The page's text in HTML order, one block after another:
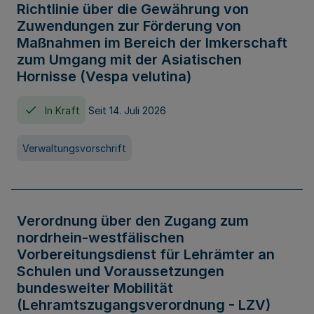
Richtlinie über die Gewährung von
Zuwendungen zur Förderung von
Maßnahmen im Bereich der Imkerschaft
zum Umgang mit der Asiatischen
Hornisse (Vespa velutina)
In Kraft Seit 14. Juli 2026
Verwaltungsvorschrift
Verordnung über den Zugang zum
nordrhein-westfälischen
Vorbereitungsdienst für Lehrämter an
Schulen und Voraussetzungen
bundesweiter Mobilität
(Lehramtszugangsverordnung - LZV)